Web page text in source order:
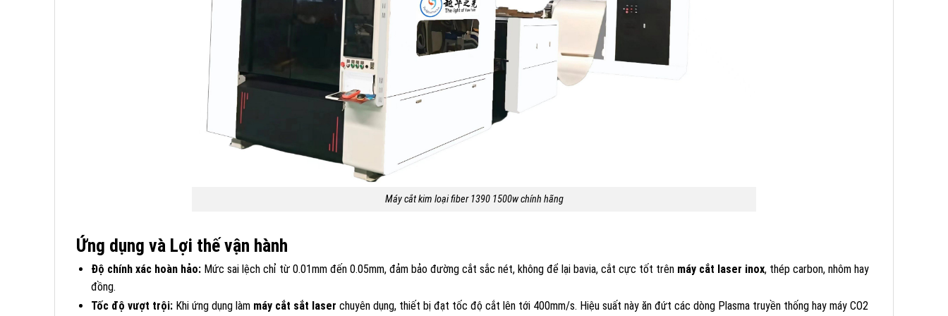
Máy cắt kim loại fiber 1390 1500w chính hãng
Ứng dụng và Lợi thế vận hành
Độ chính xác hoàn hảo:Mức sai lệch chỉ từ 0.01mm đến 0.05mm, đảm bảo đường cắt sắc nét, không để lại bavia, cắt cực tốt trên máy cắt laser inox, thép carbon, nhôm hay
đồng.
Tốc độ vượt trội:Khi ứng dụng làm máy cắt sắt laser chuyên dụng, thiết bị đạt tốc độ cắt lên tới 400mm/s. Hiệu suất này ăn đứt các dòng Plasma truyền thống hay máy CO2